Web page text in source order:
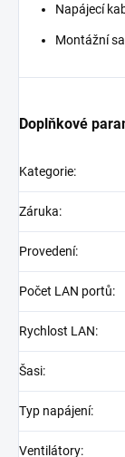
Napájecí
Montážní
Doplňkové
Kategorie:
Záruka:
Provedení:
Počet LAN portů:
Rychlost LAN:
Šasi:
Typ napájení:
Ventilátory: